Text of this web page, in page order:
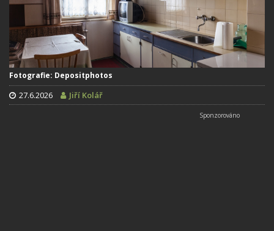
Fotografie: Depositphotos
27.6.2026 Jiří Kolář